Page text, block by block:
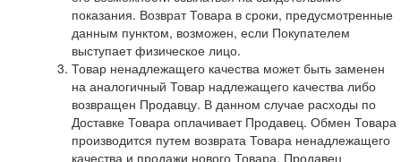
показания. Возврат Товара в сроки, предусмотренные
данным пунктом, возможен, если Покупателем
выступает физическое лицо.
Товар ненадлежащего качества может быть заменен
на аналогичный Товар надлежащего качества либо
возвращен Продавцу. В данном случае расходы по
Доставке Товара оплачивает Продавец. Обмен Товара
производится путем возврата Товара ненадлежащего
качества и продажи нового Товара. Продавец